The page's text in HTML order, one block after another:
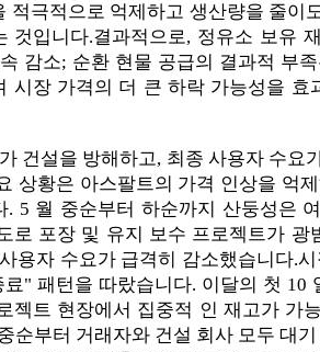
적극적으로 억제하고 생산량을 줄이
것입니다.결과적으로, 정유소 보유
감소; 순환 현물 공급의 결과적 부
시장 가격의 더 큰 하락 가능성을 효
건설을 방해하고, 최종 사용자 수요
상황은 아스팔트의 가격 인상을 억
. 5 월 중순부터 하순까지 산둥성은
로 포장 및 유지 보수 프로젝트가 광
용자 수요가 급격히 감소했습니다.
" 패턴을 따랐습니다. 이달의 첫 10
젝트 현장에서 집중적 인 재고가 가
순부터 거래자와 건설 회사 모두 대